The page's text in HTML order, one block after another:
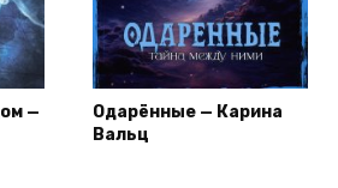
—
Одарённые — Карина
Вальц